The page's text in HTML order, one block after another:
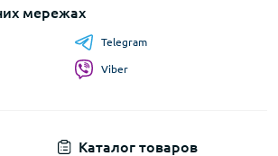
Каталог товаров
мережах
Telegram
Viber